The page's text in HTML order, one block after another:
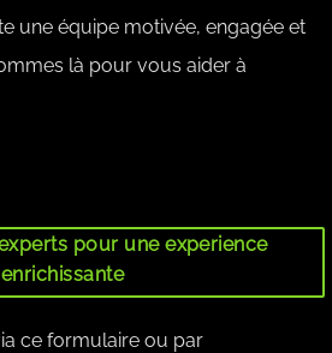
une équipe motivée, engagée et
là pour vous aider à
pour une experience
enrichissante
ce formulaire ou par